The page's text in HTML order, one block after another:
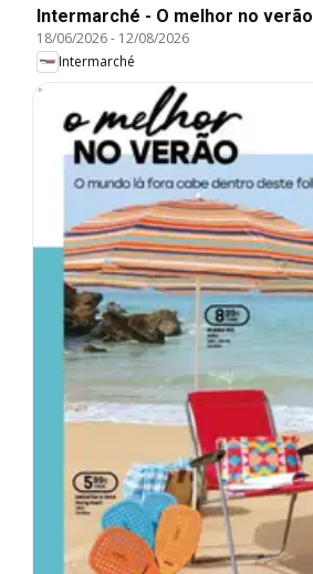
Intermarché - O melhor no verão
18/06/2026- 12/08/2026
Intermarché